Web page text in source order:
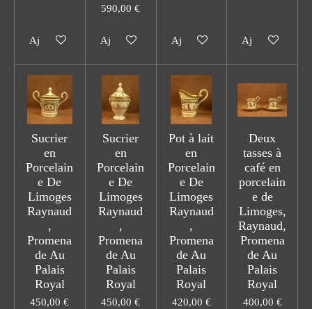
Ajouter au panier
590,00 €
Ajouter au panierAjouter au panierAjouter au
Sucrier
en
Porcelain
e De
Limoges
Raynaud
,
Promena
de Au
Palais
Royal
450,00 €
Sucrier
en
Porcelain
e De
Limoges
Raynaud
,
Promena
de Au
Palais
Royal
450,00 €
Pot à lait
en
Porcelain
e De
Limoges
Raynaud
,
Promena
de Au
Palais
Royal
420,00 €
Deux
tasses à
café en
porcelain
e de
Limoges,
Raynaud,
Promena
de Au
Palais
Royal
400,00 €